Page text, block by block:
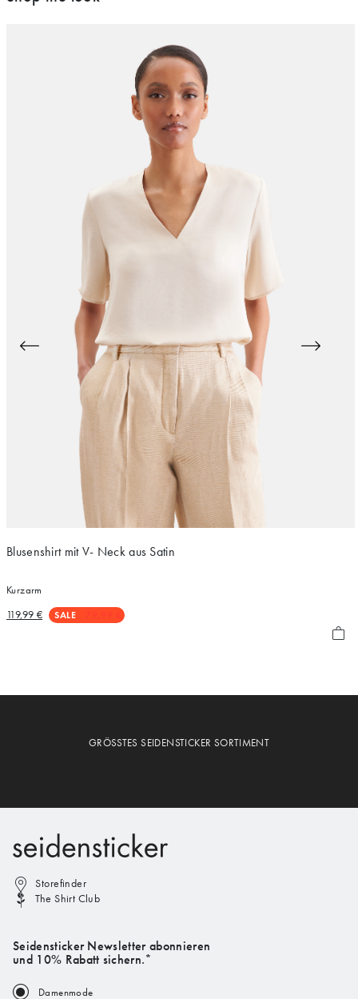
Blusenshirt mit V- Neck aus Satin
Kurzarm
SALE
119,99 €
GRÖSSTES SEIDENSTICKER SORTIMENT
Storefinder
The Shirt Club
Seidensticker Newsletter abonnieren
und 10% Rabatt sichern.*
Damenmode